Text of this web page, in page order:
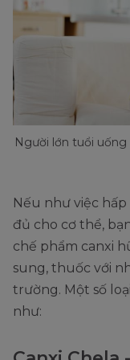
Người lớn tuổi uống
Nếu như việc
đủ cho cơ thể,
chế phẩm canxi
sung, thuốc với
trường. Một số
như: